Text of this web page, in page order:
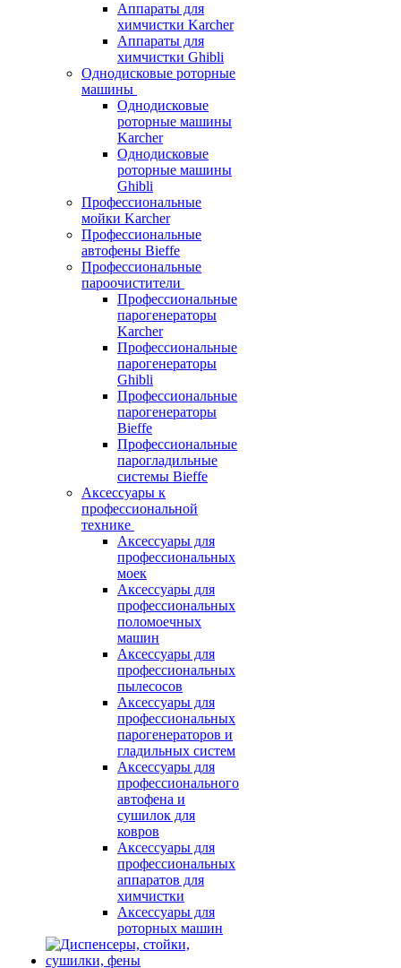
Аппараты для
химчистки Karcher
Аппараты для
химчистки Ghibli
Однодисковые роторные
машины
Однодисковые
роторные машины
Karcher
Однодисковые
роторные машины
Ghibli
Профессиональные
мойки Karcher
Профессиональные
автофены Bieffe
Профессиональные
пароочистители
Профессиональные
парогенераторы
Karcher
Профессиональные
парогенераторы
Ghibli
Профессиональные
парогенераторы
Bieffe
Профессиональные
парогладильные
системы Bieffe
Аксессуары к
профессиональной
технике
Аксессуары для
профессиональных
моек
Аксессуары для
профессиональных
поломоечных
машин
Аксессуары для
профессиональных
пылесосов
Аксессуары для
профессиональных
парогенераторов и
гладильных систем
Аксессуары для
профессионального
автофена и
сушилок для
ковров
Аксессуары для
профессиональных
аппаратов для
химчистки
Аксессуары для
роторных машин